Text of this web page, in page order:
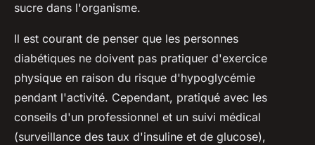
sucre dans l'organisme.
Il est courant de penser que les personnes
diabétiques ne doivent pas pratiquer d'exercice
physique en raison du risque d'hypoglycémie
pendant l'activité. Cependant, pratiqué avec les
conseils d'un professionnel et un suivi médical
(surveillance des taux d'insuline et de glucose),